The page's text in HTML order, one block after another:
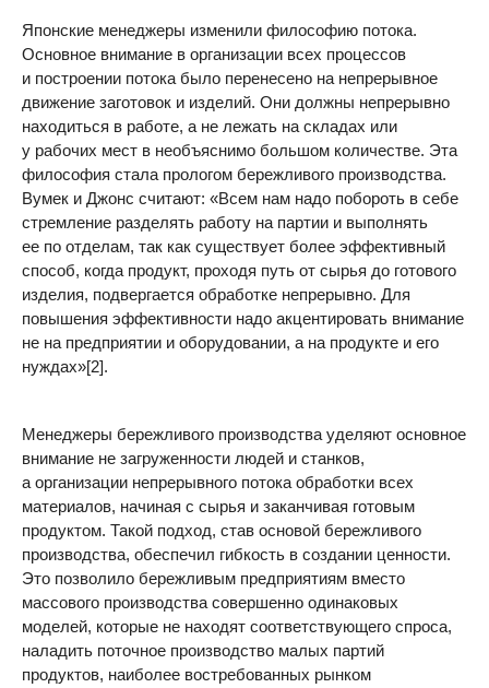
Японские менеджеры изменили философию потока.
Основное внимание в организации всех процессов
и построении потока было перенесено на непрерывное
движение заготовок и изделий. Они должны непрерывно
находиться в работе, а не лежать на складах или
у рабочих мест в необъяснимо большом количестве. Эта
философия стала прологом бережливого производства.
Вумек и Джонс считают: «Всем нам надо побороть в себе
стремление разделять работу на партии и выполнять
ее по отделам, так как существует более эффективный
способ, когда продукт, проходя путь от сырья до готового
изделия, подвергается обработке непрерывно. Для
повышения эффективности надо акцентировать внимание
не на предприятии и оборудовании, а на продукте и его
нуждах»[2].
Менеджеры бережливого производства уделяют основное
внимание не загруженности людей и станков,
а организации непрерывного потока обработки всех
материалов, начиная с сырья и заканчивая готовым
продуктом. Такой подход, став основой бережливого
производства, обеспечил гибкость в создании ценности.
Это позволило бережливым предприятиям вместо
массового производства совершенно одинаковых
моделей, которые не находят соответствующего спроса,
наладить поточное производство малых партий
продуктов, наиболее востребованных рынком